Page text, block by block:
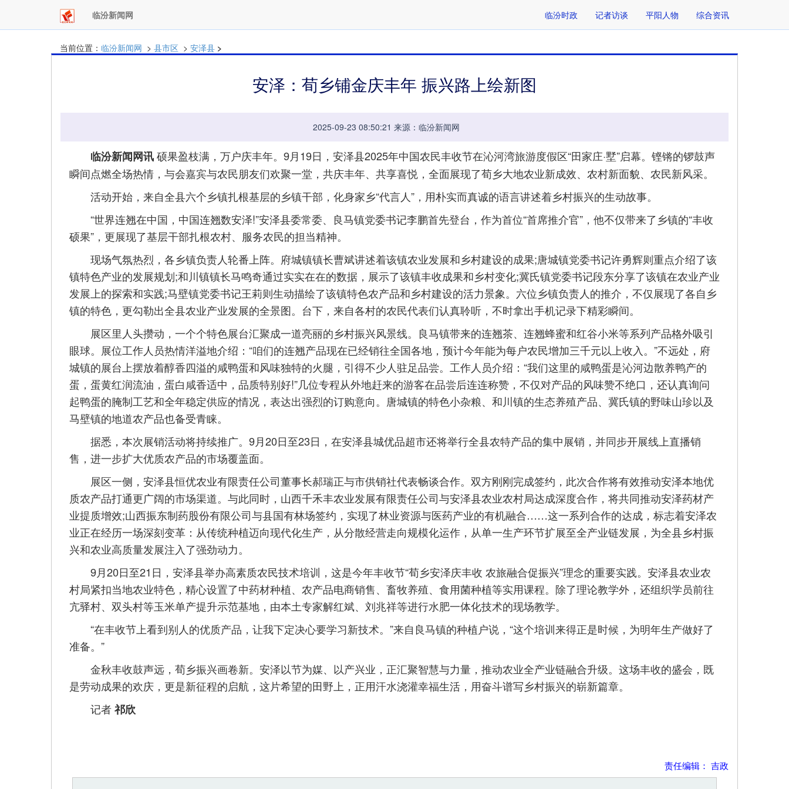
临汾新闻网 临汾时政 记者访谈 平阳人物 综合资讯
当前位置： 临汾新闻网 > 县市区 > 安泽县 >
安泽：荀乡铺金庆丰年 振兴路上绘新图
2025-09-23 08:50:21 来源：临汾新闻网
临汾新闻网讯硕果盈枝满，万户庆丰年。9月19日，安泽县2025年中国农民丰收节在沁河湾旅游度假区“田家庄·墅”启幕。铿锵的锣鼓声
瞬间点燃全场热情，与会嘉宾与农民朋友们欢聚一堂，共庆丰年、共享喜悦，全面展现了荀乡大地农业新成效、农村新面貌、农民新风采。
活动开始，来自全县六个乡镇扎根基层的乡镇干部，化身家乡“代言人”，用朴实而真诚的语言讲述着乡村振兴的生动故事。
“世界连翘在中国，中国连翘数安泽!”安泽县委常委、良马镇党委书记李鹏首先登台，作为首位“首席推介官”，他不仅带来了乡镇的“丰收
硕果”，更展现了基层干部扎根农村、服务农民的担当精神。
现场气氛热烈，各乡镇负责人轮番上阵。府城镇镇长曹斌讲述着该镇农业发展和乡村建设的成果;唐城镇党委书记许勇辉则重点介绍了该
镇特色产业的发展规划;和川镇镇长马鸣奇通过实实在在的数据，展示了该镇丰收成果和乡村变化;冀氏镇党委书记段东分享了该镇在农业产业
发展上的探索和实践;马壁镇党委书记王莉则生动描绘了该镇特色农产品和乡村建设的活力景象。六位乡镇负责人的推介，不仅展现了各自乡
镇的特色，更勾勒出全县农业产业发展的全景图。台下，来自各村的农民代表们认真聆听，不时拿出手机记录下精彩瞬间。
展区里人头攒动，一个个特色展台汇聚成一道亮丽的乡村振兴风景线。良马镇带来的连翘茶、连翘蜂蜜和红谷小米等系列产品格外吸引
眼球。展位工作人员热情洋溢地介绍：“咱们的连翘产品现在已经销往全国各地，预计今年能为每户农民增加三千元以上收入。”不远处，府
城镇的展台上摆放着醇香四溢的咸鸭蛋和风味独特的火腿，引得不少人驻足品尝。工作人员介绍：“我们这里的咸鸭蛋是沁河边散养鸭产的
蛋，蛋黄红润流油，蛋白咸香适中，品质特别好!”几位专程从外地赶来的游客在品尝后连连称赞，不仅对产品的风味赞不绝口，还认真询问
起鸭蛋的腌制工艺和全年稳定供应的情况，表达出强烈的订购意向。唐城镇的特色小杂粮、和川镇的生态养殖产品、冀氏镇的野味山珍以及
马壁镇的地道农产品也备受青睐。
据悉，本次展销活动将持续推广。9月20日至23日，在安泽县城优品超市还将举行全县农特产品的集中展销，并同步开展线上直播销
售，进一步扩大优质农产品的市场覆盖面。
展区一侧，安泽县恒优农业有限责任公司董事长郝瑞正与市供销社代表畅谈合作。双方刚刚完成签约，此次合作将有效推动安泽本地优
质农产品打通更广阔的市场渠道。与此同时，山西千禾丰农业发展有限责任公司与安泽县农业农村局达成深度合作，将共同推动安泽药材产
业提质增效;山西振东制药股份有限公司与县国有林场签约，实现了林业资源与医药产业的有机融合……这一系列合作的达成，标志着安泽农
业正在经历一场深刻变革：从传统种植迈向现代化生产，从分散经营走向规模化运作，从单一生产环节扩展至全产业链发展，为全县乡村振
兴和农业高质量发展注入了强劲动力。
9月20日至21日，安泽县举办高素质农民技术培训，这是今年丰收节“荀乡安泽庆丰收 农旅融合促振兴”理念的重要实践。安泽县农业农
村局紧扣当地农业特色，精心设置了中药材种植、农产品电商销售、畜牧养殖、食用菌种植等实用课程。除了理论教学外，还组织学员前往
亢驿村、双头村等玉米单产提升示范基地，由本土专家解红斌、刘兆祥等进行水肥一体化技术的现场教学。
“在丰收节上看到别人的优质产品，让我下定决心要学习新技术。”来自良马镇的种植户说，“这个培训来得正是时候，为明年生产做好了
准备。”
金秋丰收鼓声远，荀乡振兴画卷新。安泽以节为媒、以产兴业，正汇聚智慧与力量，推动农业全产业链融合升级。这场丰收的盛会，既
是劳动成果的欢庆，更是新征程的启航，这片希望的田野上，正用汗水浇灌幸福生活，用奋斗谱写乡村振兴的崭新篇章。
记者祁欣
责任编辑： 吉政